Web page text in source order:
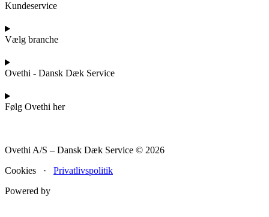
Kundeservice
Vælg branche
Ovethi - Dansk Dæk Service
Følg Ovethi her
Ovethi A/S – Dansk Dæk Service © 2026
Cookies · Privatlivspolitik
Powered by